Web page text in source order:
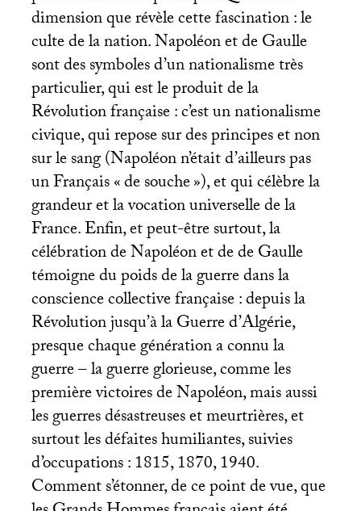
dimension que révèle cette fascination : le
culte de la nation. Napoléon et de Gaulle
sont des symboles d’un nationalisme très
particulier, qui est le produit de la
Révolution française : c’est un nationalisme
civique, qui repose sur des principes et non
sur le sang (Napoléon n’était d’ailleurs pas
un Français «de souche»), et qui célèbre la
grandeur et la vocation universelle de la
France. Enfin, et peut-être surtout, la
célébration de Napoléon et de de Gaulle
témoigne du poids de la guerre dans la
conscience collective française : depuis la
Révolution jusqu’à la Guerre d’Algérie,
presque chaque génération a connu la
guerre – la guerre glorieuse, comme les
première victoires de Napoléon, mais aussi
les guerres désastreuses et meurtrières, et
surtout les défaites humiliantes, suivies
d’occupations : 1815, 1870, 1940.
Comment s’étonner, de ce point de vue, que